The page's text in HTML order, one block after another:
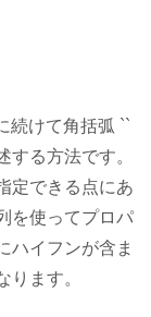
続けて角括弧 ``
する方法です。
定できる点にあ
を使ってプロパ
ハイフンが含ま
ります。